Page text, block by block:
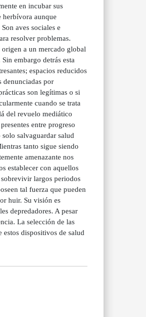
en incubar sus
herbívora aunque
aves sociales e
resolver problemas.
a un mercado global
embargo detrás esta
espacios reducidos
denunciadas por
son legítimas o si
cuando se trata
del revuelo mediático
entre progreso
salvaguardar salud
tanto sigue siendo
amenazante nos
establecer con aquellos
sobrevivir largos periodos
tal fuerza que pueden
huir. Su visión es
depredadores. A pesar
La selección de las
dispositivos de salud